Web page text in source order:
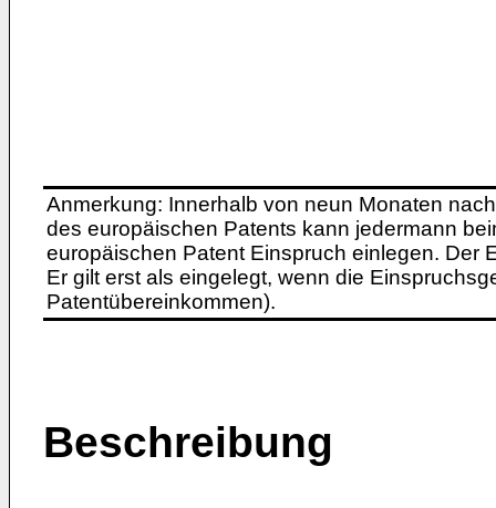
Anmerkung: Innerhalb von neun Monaten
des europäischen Patents kann jedermann
europäischen Patent Einspruch einlegen. Der
Er gilt erst als eingelegt, wenn die
Patentübereinkommen).
Beschreibung